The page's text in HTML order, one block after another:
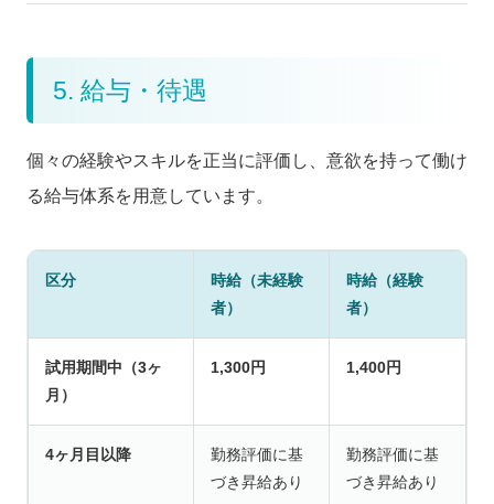
5. 給与・待遇
個々の経験やスキルを正当に評価し、意欲を持って働け
る給与体系を用意しています。
区分
時給（未経験
者）
時給（経験
者）
試用期間中（3ヶ
月）
1,300円 1,400円
4ヶ月目以降
勤務評価に基
づき昇給あり
勤務評価に基
づき昇給あり